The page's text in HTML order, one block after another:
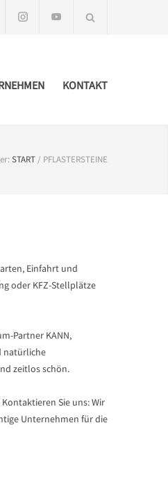
KONTAKT
START / PFLASTERSTEINE
Einfahrt und
oder KFZ-Stellplätze
Partner KANN,
natürliche
zeitlos schön.
Sie uns: Wir
Unternehmen für die